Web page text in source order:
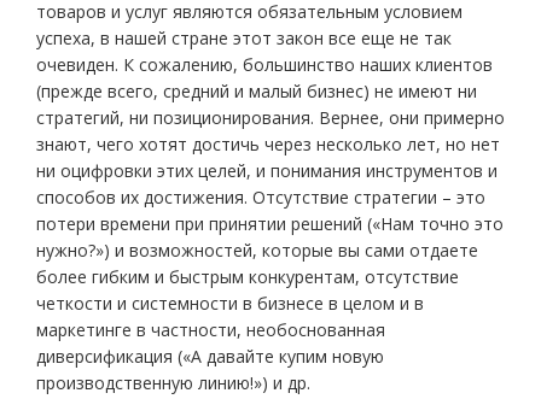
товаров и услуг являются обязательным условием
успеха, в нашей стране этот закон все еще не так
очевиден. К сожалению, большинство наших клиентов
(прежде всего, средний и малый бизнес) не имеют ни
стратегий, ни позиционирования. Вернее, они примерно
знают, чего хотят достичь через несколько лет, но нет
ни оцифровки этих целей, и понимания инструментов и
способов их достижения. Отсутствие стратегии – это
потери времени при принятии решений («Нам точно это
нужно?») и возможностей, которые вы сами отдаете
более гибким и быстрым конкурентам, отсутствие
четкости и системности в бизнесе в целом и в
маркетинге в частности, необоснованная
диверсификация («А давайте купим новую
производственную линию!») и др.